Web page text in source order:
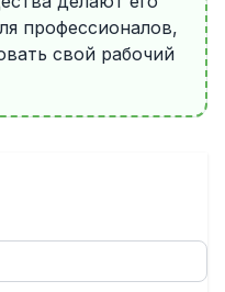
профессионалов,
свой рабочий